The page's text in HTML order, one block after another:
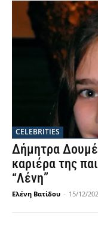
CELEBRITIES
Δήμητρα
καριέρα της
“Λένη”
Ελένη Βατίδου - 15/12/